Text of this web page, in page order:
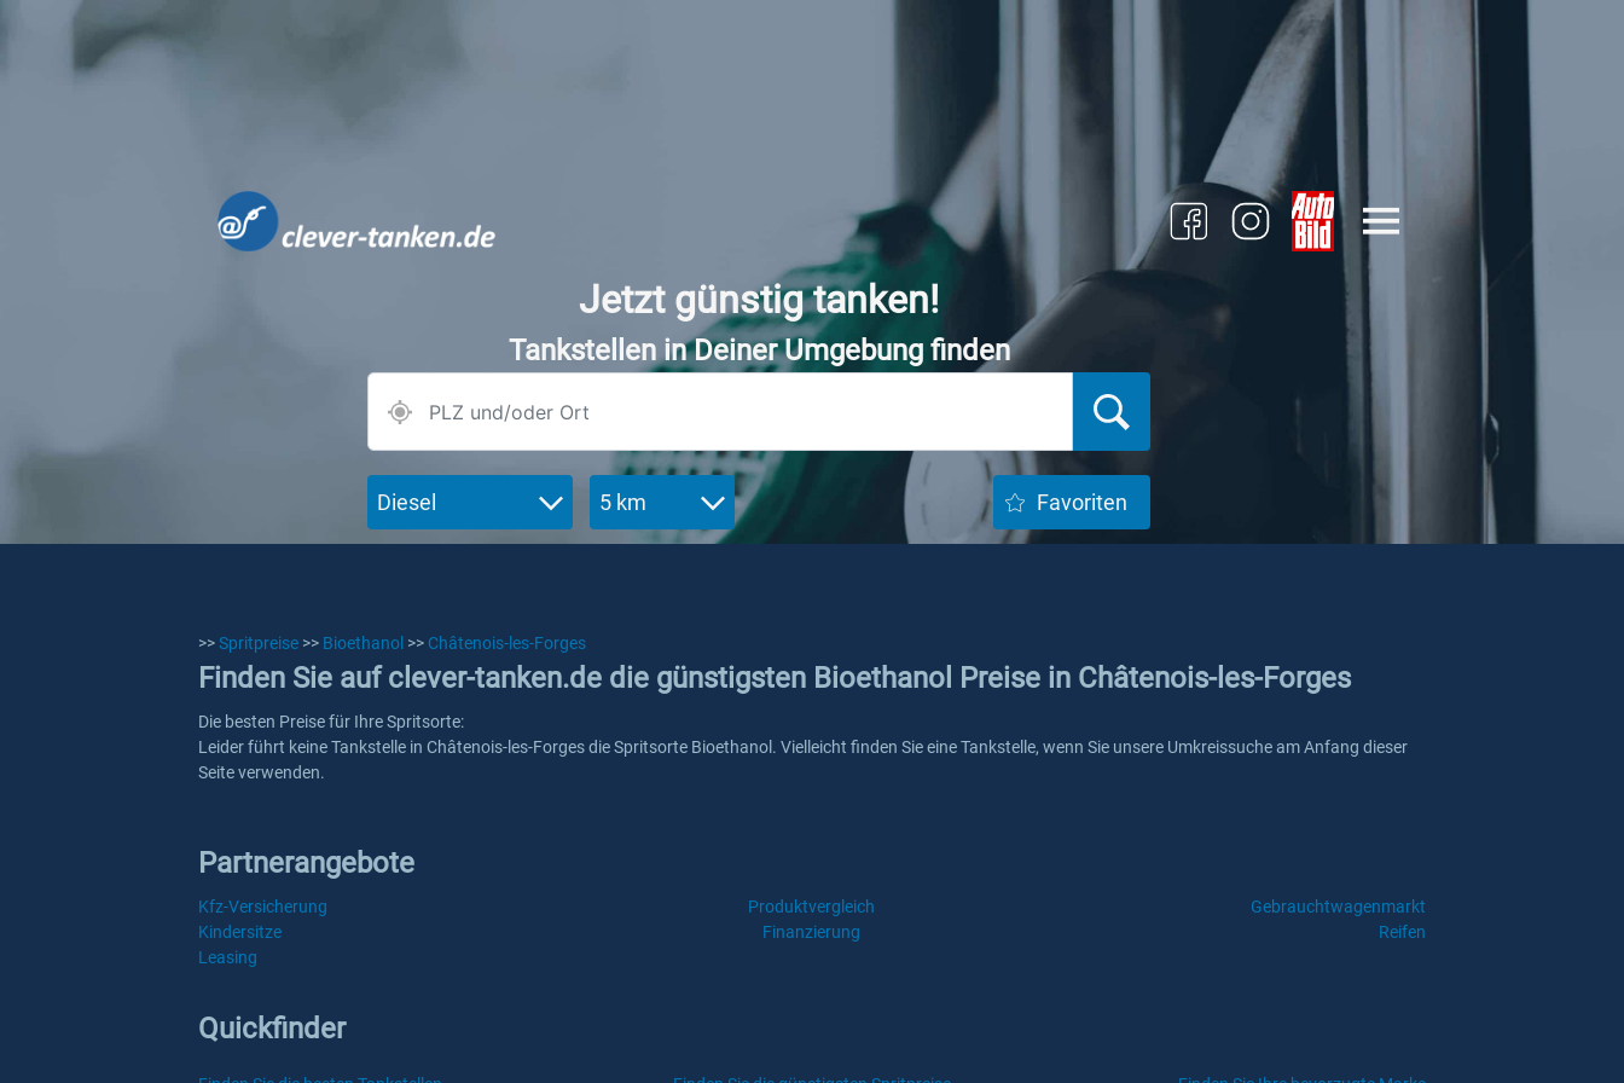
Jetzt günstig tanken!
Tankstellen in Deiner Umgebung finden
Diesel 5 km Favoriten
>>Spritpreise >> Bioethanol >> Châtenois-les-Forges
Finden Sie auf clever-tanken.de die günstigsten Bioethanol Preise in Châtenois-les-Forges
Die besten Preise für Ihre Spritsorte:
Leider führt keine Tankstelle in Châtenois-les-Forges die Spritsorte Bioethanol. Vielleicht finden Sie eine Tankstelle, wenn Sie unsere Umkreissuche am Anfang dieser
Seite verwenden.
Partnerangebote
Kfz-Versicherung Produktvergleich
Gebrauchtwagenmarkt
Kindersitze
Finanzierung
Reifen
Leasing
Quickfinder